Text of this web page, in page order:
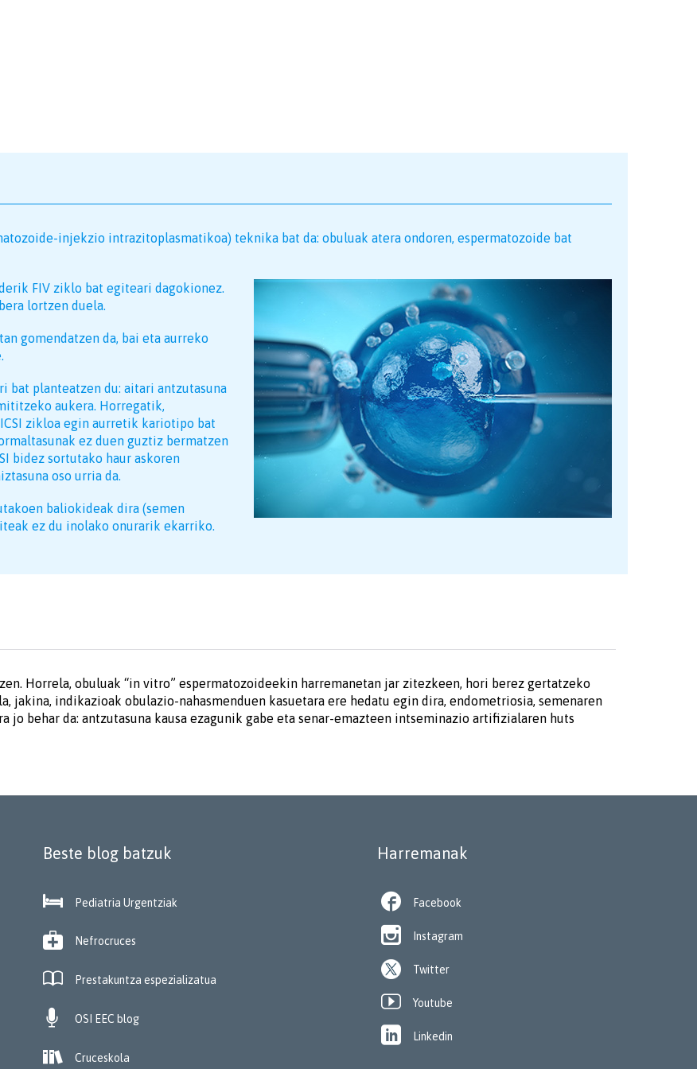
injekzio intrazitoplasmatikoa) teknika bat da: obuluak atera ondoren, espermatozoide bat
FIV ziklo bat egiteari dagokionez.
lortzen duela.
gomendatzen da, bai eta aurreko
bat planteatzen du: aitari antzutasuna
aukera. Horregatik,
zikloa egin aurretik kariotipo bat
ez duen guztiz bermatzen
bidez sortutako haur askoren
oso urria da.
baliokideak dira (semen
ez du inolako onurarik ekarriko.
Horrela, obuluak “in vitro” espermatozoideekin harremanetan jar zitezkeen, hori berez gertatzeko
jakina, indikazioak obulazio-nahasmenduen kasuetara ere hedatu egin dira, endometriosia, semenaren
jo behar da: antzutasuna kausa ezagunik gabe eta senar-emazteen intseminazio artifizialaren huts
Beste blog batzuk
 Pediatria Urgentziak
 Nefrocruces
 Prestakuntza espezializatua
 OSI EEC blog
 Cruceskola
Harremanak
 Facebook
 Instagram
Twitter
 Youtube
 Linkedin